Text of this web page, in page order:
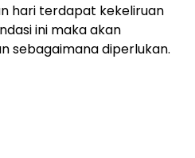
hari terdapat kekeliruan
ini maka akan
sebagaimana diperlukan.